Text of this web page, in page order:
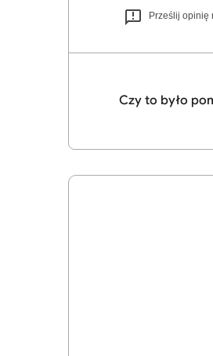
Prześlij opinię
Czy to było